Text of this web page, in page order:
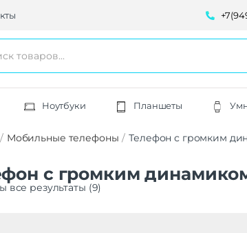
Ноутбуки Планшеты
Мобильные телефоны Телефон с громким
с громким
все результаты (9)